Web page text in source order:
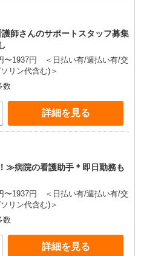
師さんのサポートスタッフ募集
〜1937円 ＜日払い有/週払い有/交
リン代含む)＞
数
詳細を見る
≫病院の看護助手＊即日勤務も
〜1937円 ＜日払い有/週払い有/交
リン代含む)＞
数
詳細を見る